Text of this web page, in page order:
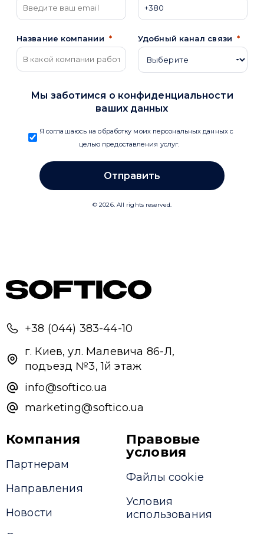
+38 (044) 383-44-10
г. Киев, ул. Малевича 86-Л,
подъезд №3, 1й этаж
info@softico.ua
marketing@softico.ua
Компания
Партнерам
Направления
Новости
Правовые
условия
Файлы cookie
Условия
использования